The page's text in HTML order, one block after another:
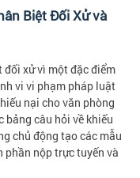
Biệt Đối Xử và
đối xử vì một đặc điểm
vi vi phạm pháp luật
nại cho văn phòng
câu hỏi về khiếu
chủ động tạo các mẫu
nộp trực tuyến và